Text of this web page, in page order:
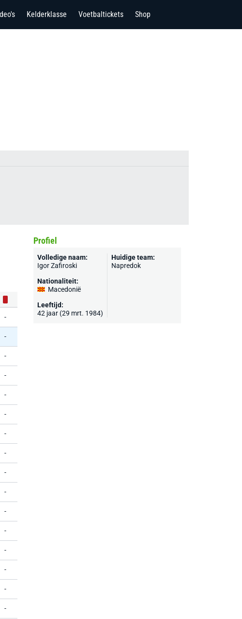
Kelderklasse Voetbaltickets Shop
-
-
-
-
-
-
-
-
-
-
-
-
-
-
-
-
Profiel
Volledige naam:
Igor Zafiroski
Nationaliteit:
Macedonië
Leeftijd:
42 jaar (29 mrt. 1984)
Huidige team:
Napredok